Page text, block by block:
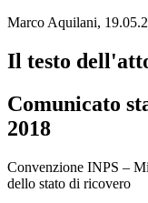
Marco Aquilani,
Il testo
Comunicato
2018
Comunicato
Convenzione INPS –
dello stato di ricovero